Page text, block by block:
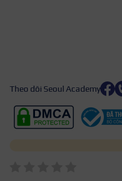
Theo dõi Seoul Academy